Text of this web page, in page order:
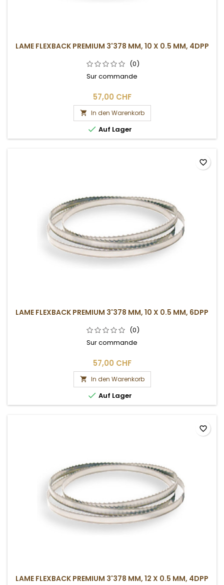
LAME FLEXBACK PREMIUM 3'378 MM, 10 X 0.5 MM, 4DPP
(0)
Sur commande
57,00 CHF
 In den Warenkorb
 Auf Lager
LAME FLEXBACK PREMIUM 3'378 MM, 10 X 0.5 MM, 6DPP
(0)
Sur commande
57,00 CHF
 In den Warenkorb
 Auf Lager
favorite_border
LAME FLEXBACK PREMIUM 3'378 MM, 12 X 0.5 MM, 4DPP
favorite_border